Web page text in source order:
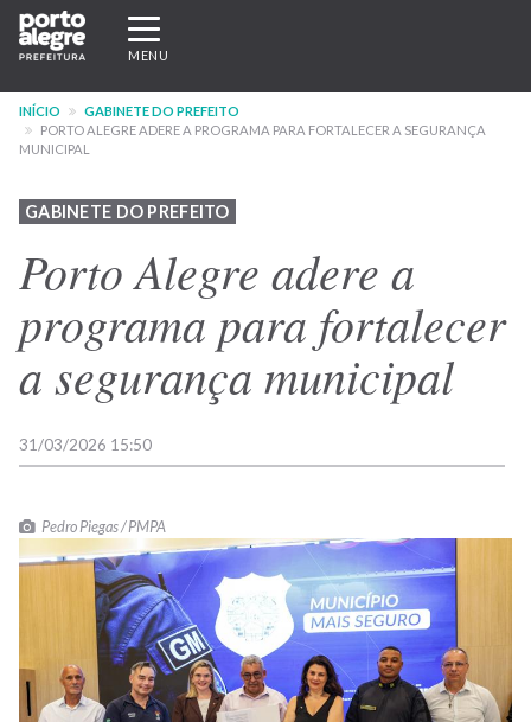
Pular
para
conteúdo
principal
Expandir/recolher
navegação
MENU
INÍCIO
GABINETE DO PREFEITO
PORTO ALEGRE ADERE A PROGRAMA PARA FORTALECER A SEGURANÇA
MUNICIPAL
GABINETE DO PREFEITO
Porto Alegre adere a
programa para fortalecer
a segurança municipal
31/03/2026 15:50
Pedro Piegas / PMPA